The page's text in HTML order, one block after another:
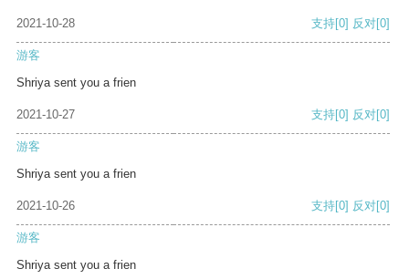
2021-10-28 支持[0] 反对[0]
游客
Shriya sent you a frien
2021-10-27 支持[0] 反对[0]
游客
Shriya sent you a frien
2021-10-26 支持[0] 反对[0]
游客
Shriya sent you a frien